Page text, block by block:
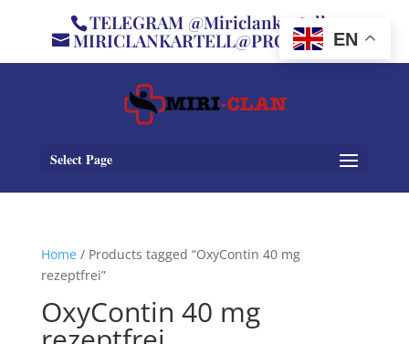
TELEGRAM @Miriclankartell
MIRICLANKARTELL@PROTON.ME
Select Page
Home/ Products tagged “OxyContin 40 mg
rezeptfrei”
OxyContin 40 mg
EN